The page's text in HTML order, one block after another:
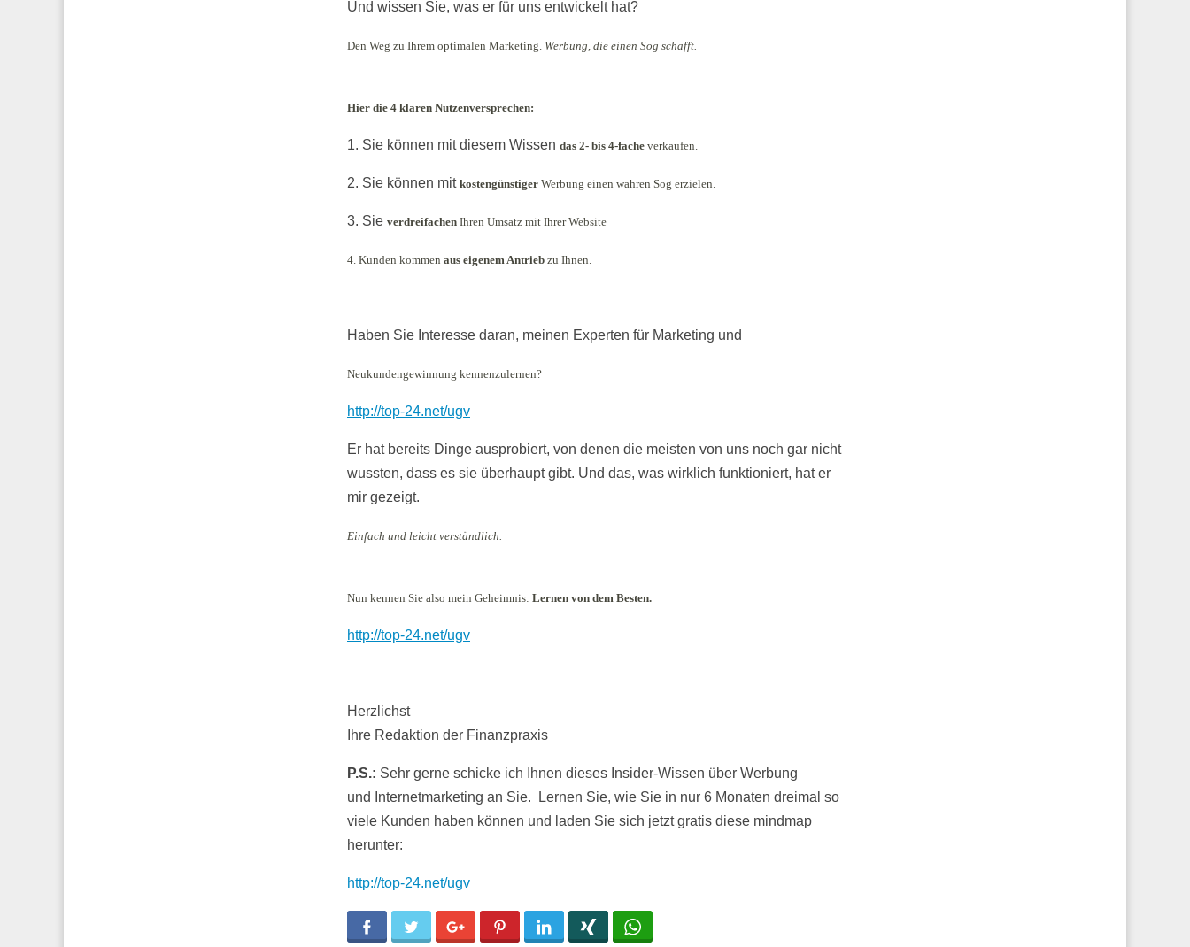
Und wissen Sie, was er für uns entwickelt hat?
Den Weg zu Ihrem optimalen Marketing. Werbung, die einen Sog schafft.
Hier die 4 klaren Nutzenversprechen:
1. Sie können mit diesem Wissen das 2- bis 4-fache verkaufen.
2. Sie können mit kostengünstiger Werbung einen wahren Sog erzielen.
3. Sie verdreifachen Ihren Umsatz mit Ihrer Website
4. Kunden kommen aus eigenem Antrieb zu Ihnen.
Haben Sie Interesse daran, meinen Experten für Marketing und
Neukundengewinnung kennenzulernen?
http://top-24.net/ugv
Er hat bereits Dinge ausprobiert, von denen die meisten von uns noch gar nicht
wussten, dass es sie überhaupt gibt. Und das, was wirklich funktioniert, hat er
mir gezeigt.
Einfach und leicht verständlich.
Nun kennen Sie also mein Geheimnis: Lernen von dem Besten.
http://top-24.net/ugv
Herzlichst
Ihre Redaktion der Finanzpraxis
P.S.: Sehr gerne schicke ich Ihnen dieses Insider-Wissen über Werbung
und Internetmarketing an Sie. Lernen Sie, wie Sie in nur 6 Monaten dreimal so
viele Kunden haben können und laden Sie sich jetzt gratis diese mindmap
herunter:
http://top-24.net/ugv
Facebook Twitter Google+ Pinterest LinkedIn